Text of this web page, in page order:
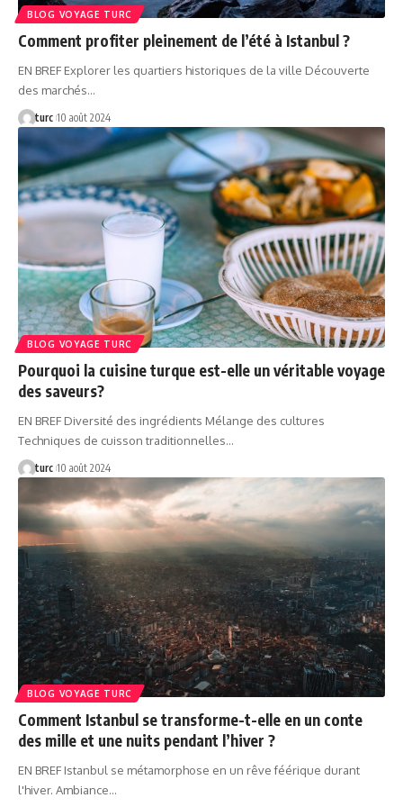
BLOG VOYAGE TURC
Comment profiter pleinement de l’été à Istanbul ?
EN BREF Explorer les quartiers historiques de la ville Découverte
des marchés…
turc 10 août 2024
BLOG VOYAGE TURC
Pourquoi la cuisine turque est-elle un véritable voyage
des saveurs?
EN BREF Diversité des ingrédients Mélange des cultures
Techniques de cuisson traditionnelles…
turc 10 août 2024
BLOG VOYAGE TURC
Comment Istanbul se transforme-t-elle en un conte
des mille et une nuits pendant l’hiver ?
EN BREF Istanbul se métamorphose en un rêve féérique durant
l'hiver. Ambiance…